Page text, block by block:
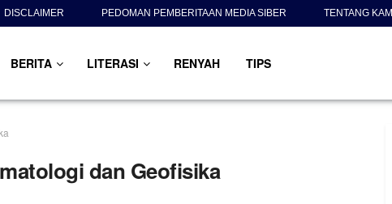
DISCLAIMER PEDOMAN PEMBERITAAN MEDIA SIBER TENTANG KAMI
BERITA LITERASI RENYAH TIPS
dan Geofisika